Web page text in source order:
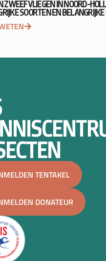
ZWEEFVLIEGEN IN NOORD-
SOORTEN EN
TENTAKEL
DONATEUR